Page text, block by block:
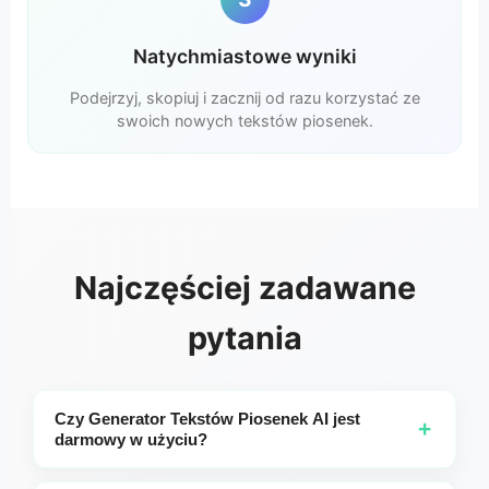
Natychmiastowe wyniki
Podejrzyj, skopiuj i zacznij od razu korzystać ze
swoich nowych tekstów piosenek.
Najczęściej zadawane
pytania
Czy Generator Tekstów Piosenek AI jest
darmowy w użyciu?
+